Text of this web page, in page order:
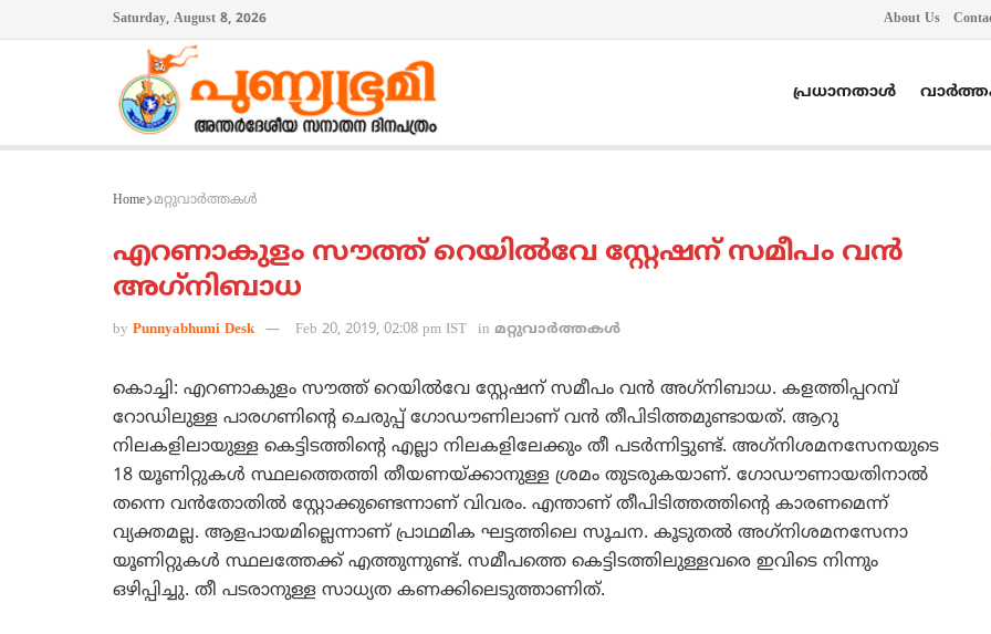
Saturday, August 8, 2026 About Us
പ്രധാനതാൾ
Home മറ്റുവാര്‍ത്തകള്‍
എറണാകുളം സൗത്ത് റെയില്‍വേ സ്റ്റേഷന് സമീപം വന്‍
അഗ്‌നിബാധ
by Punnyabhumi Desk Feb 20, 2019, 02:08 pm IST in മറ്റുവാര്‍ത്തകള്‍
കൊച്ചി: എറണാകുളം സൗത്ത് റെയില്‍വേ സ്റ്റേഷന് സമീപം വന്‍ അഗ്‌നിബാധ. കളത്തിപ്പറമ്പ്
റോഡിലുള്ള പാരഗണിന്റെ ചെരുപ്പ് ഗോഡൗണിലാണ് വന്‍ തീപിടിത്തമുണ്ടായത്. ആറു
നിലകളിലായുള്ള കെട്ടിടത്തിന്റെ എല്ലാ നിലകളിലേക്കും തീ പടര്‍ന്നിട്ടുണ്ട്. അഗ്‌നിശമനസേനയുടെ
18 യൂണിറ്റുകള്‍ സ്ഥലത്തെത്തി തീയണയ്ക്കാനുള്ള ശ്രമം തുടരുകയാണ്. ഗോഡൗണായതിനാല്‍
തന്നെ വന്‍തോതില്‍ സ്റ്റോക്കുണ്ടെന്നാണ് വിവരം. എന്താണ് തീപിടിത്തത്തിന്റെ കാരണമെന്ന്
വ്യക്തമല്ല. ആളപായമില്ലെന്നാണ് പ്രാഥമിക ഘട്ടത്തിലെ സൂചന. കൂടുതല്‍ അഗ്‌നിശമനസേനാ
യൂണിറ്റുകള്‍ സ്ഥലത്തേക്ക് എത്തുന്നുണ്ട്. സമീപത്തെ കെട്ടിടത്തിലുള്ളവരെ ഇവിടെ നിന്നും
ഒഴിപ്പിച്ചു. തീ പടരാനുള്ള സാധ്യത കണക്കിലെടുത്താണിത്.